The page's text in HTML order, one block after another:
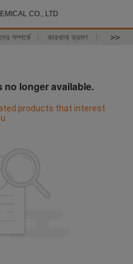
CO., LTD
সম্পর্কে কারখানা ভ্রমণ >>
longer available.
products that interest